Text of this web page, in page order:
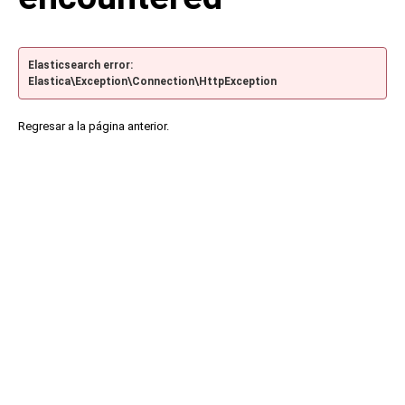
Elasticsearch error:
Elastica\Exception\Connection\HttpException
Regresar a la página anterior.